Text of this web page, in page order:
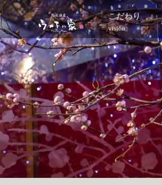
こだわり
vision